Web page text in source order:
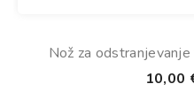
Nož za
10,00